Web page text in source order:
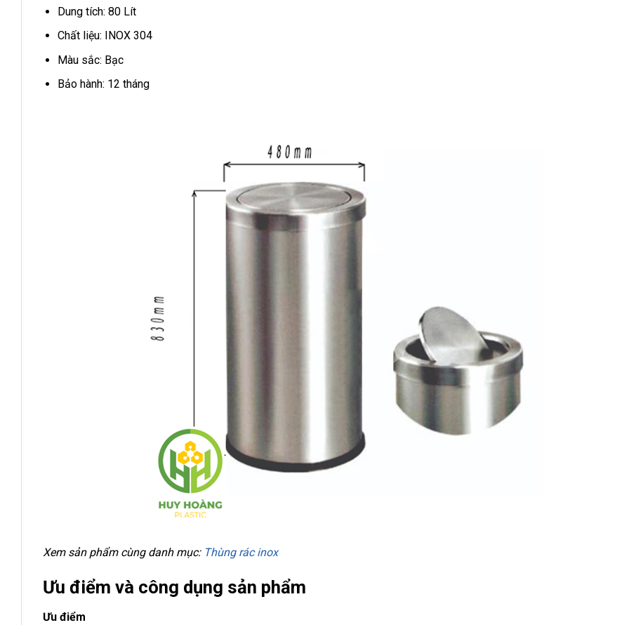
Dung tích: 80 Lít
Chất liệu: INOX 304
Màu sắc: Bạc
Bảo hành: 12 tháng
Xem sản phẩm cùng danh mục: Thùng rác inox
Ưu điểm và công dụng sản phẩm
Ưu điểm